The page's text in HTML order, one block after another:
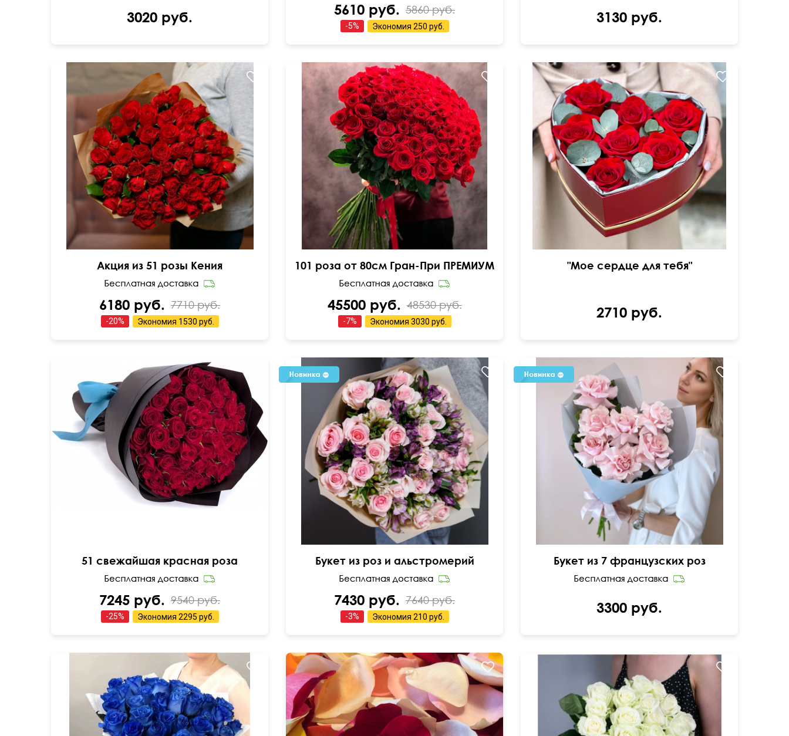
3020 руб. 5610 руб. 5860 руб.
-5% Экономия 250 руб.
3130 руб.
Мини-розочки 40 см
Акция из 51 розы Кения
6180 руб. 7710 руб.
-20% Экономия 1530 руб.
Букет-конструктор
90 см
см
101 роза от 80см Гран-При ПРЕМИУМ
45500 руб. 48530 руб.
-7% Экономия 3030 руб.
Композиция на оазисе
"Мое сердце для тебя"
2710 руб.
50 см 60 см
51 свежайшая красная роза
7245 руб. 9540 руб.
-25% Экономия 2295 руб.
Букет из роз и альстромерий
7430 руб. 7640 руб.
-3% Экономия 210 руб.
Букет из 7 французских роз
3300 руб.